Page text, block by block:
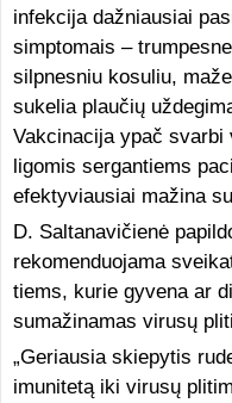
infekcija dažniausiai
simptomais –
silpnesniu kosuliu,
sukelia plaučių
Vakcinacija ypač
ligomis sergantiems
efektyviausiai mažina
D. Saltanavičienė
rekomenduojama
tiems, kurie gyvena ar
sumažinamas virusų
„Geriausia skiepytis
imunitetą iki virusų